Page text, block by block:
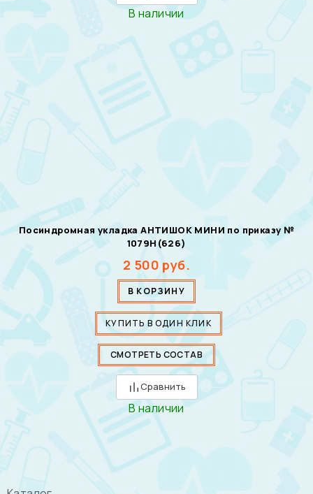
В наличии
Посиндромная укладка АНТИШОК МИНИ по приказу №
1079Н(626)
2 500 руб.
В КОРЗИНУ
КУПИТЬ В ОДИН КЛИК
СМОТРЕТЬ СОСТАВ
Сравнить
В наличии